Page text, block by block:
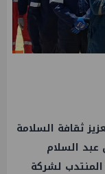
ثقافة السلامة
السلام
لشركة